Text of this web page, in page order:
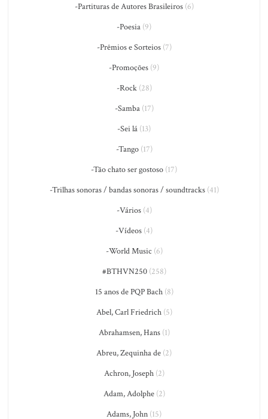
-Partituras de Autores Brasileiros(6)
-Poesia (9)
-Prêmios e Sorteios(7)
-Promoções (9)
-Rock(28)
-Samba(17)
-Sei lá (13)
-Tango(17)
-Tão chato ser gostoso (17)
-Trilhas sonoras / bandas sonoras / soundtracks(41)
-Vários(4)
-Vídeos (4)
-World Music (6)
#BTHVN250(258)
15 anos de PQP Bach(8)
Abel, Carl Friedrich(5)
Abrahamsen, Hans(1)
Abreu, Zequinha de (2)
Achron, Joseph(2)
Adam, Adolphe(2)
Adams, John (15)